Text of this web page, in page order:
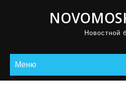
Новостной
Меню